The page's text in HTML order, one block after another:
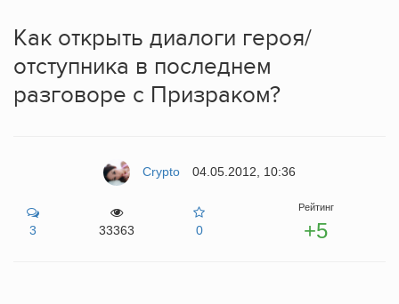
Как открыть диалоги героя/
отступника в последнем
разговоре с Призраком?
Crypto 04.05.2012, 10:36
3 33363 0
Рейтинг
+5